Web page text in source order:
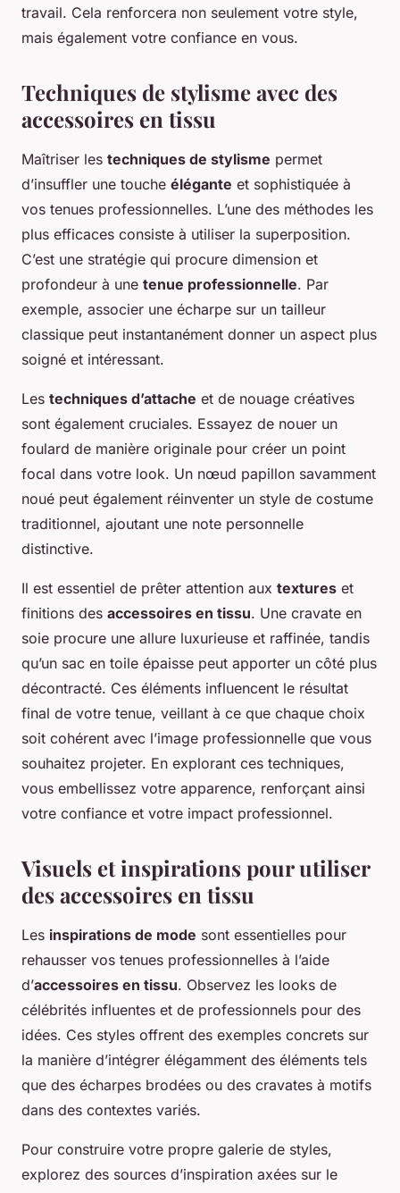
travail. Cela renforcera non seulement votre style,
mais également votre confiance en vous.
Techniques de stylisme avec des
accessoires en tissu
Maîtriser les techniques de stylisme permet
d’insuffler une touche élégante et sophistiquée à
vos tenues professionnelles. L’une des méthodes les
plus efficaces consiste à utiliser la superposition.
C’est une stratégie qui procure dimension et
profondeur à une tenue professionnelle. Par
exemple, associer une écharpe sur un tailleur
classique peut instantanément donner un aspect plus
soigné et intéressant.
Les techniques d’attache et de nouage créatives
sont également cruciales. Essayez de nouer un
foulard de manière originale pour créer un point
focal dans votre look. Un nœud papillon savamment
noué peut également réinventer un style de costume
traditionnel, ajoutant une note personnelle
distinctive.
Il est essentiel de prêter attention aux textures et
finitions des accessoires en tissu. Une cravate en
soie procure une allure luxurieuse et raffinée, tandis
qu’un sac en toile épaisse peut apporter un côté plus
décontracté. Ces éléments influencent le résultat
final de votre tenue, veillant à ce que chaque choix
soit cohérent avec l’image professionnelle que vous
souhaitez projeter. En explorant ces techniques,
vous embellissez votre apparence, renforçant ainsi
votre confiance et votre impact professionnel.
Visuels et inspirations pour utiliser
des accessoires en tissu
Les inspirations de mode sont essentielles pour
rehausser vos tenues professionnelles à l’aide
d’accessoires en tissu. Observez les looks de
célébrités influentes et de professionnels pour des
idées. Ces styles offrent des exemples concrets sur
la manière d’intégrer élégamment des éléments tels
que des écharpes brodées ou des cravates à motifs
dans des contextes variés.
Pour construire votre propre galerie de styles,
explorez des sources d’inspiration axées sur le